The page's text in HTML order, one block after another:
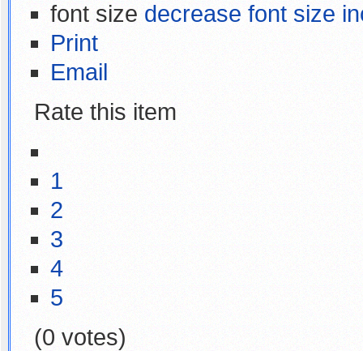
font size decrease font size
Print
Email
Rate this item
1
2
3
4
5
(0 votes)